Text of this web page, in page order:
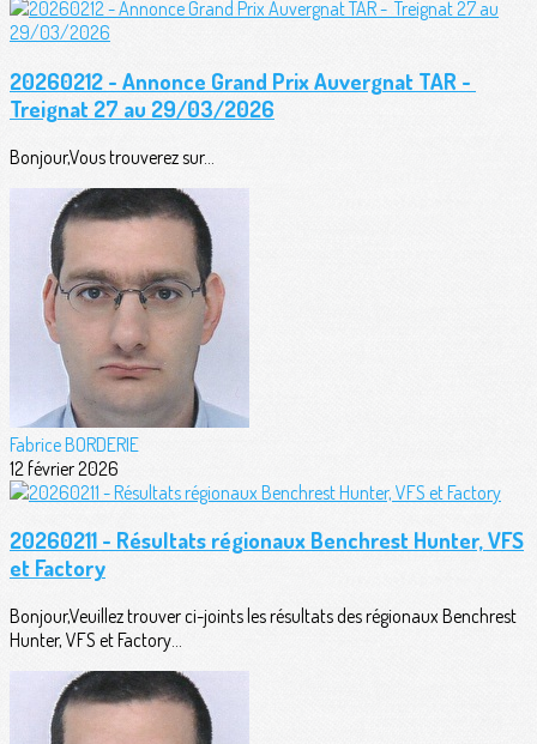
20260212 - Annonce Grand Prix Auvergnat TAR -
Treignat 27 au 29/03/2026
Bonjour,Vous trouverez sur...
Fabrice BORDERIE
12 février 2026
20260211 - Résultats régionaux Benchrest Hunter, VFS
et Factory
Bonjour,Veuillez trouver ci-joints les résultats des régionaux Benchrest
Hunter, VFS et Factory...